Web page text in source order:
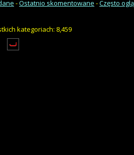
-Ostatnio skomentowane -Często
kategoriach: 8,459